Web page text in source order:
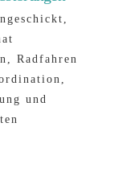
Rad­fahren
und